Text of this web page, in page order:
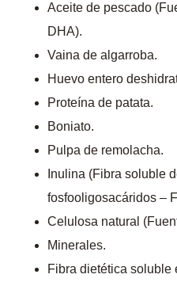
Aceite de pescado
DHA).
Vaina de algarroba.
Huevo entero
Proteína de patata.
Boniato.
Pulpa de remolacha.
Inulina (Fibra soluble
fosfooligosacáridos –
Celulosa natural
Minerales.
Fibra dietética soluble